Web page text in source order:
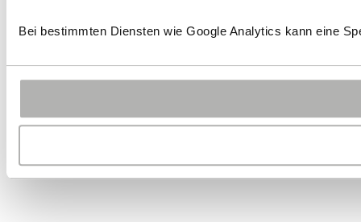
Bei bestimmten Diensten wie Google Analytics kann eine